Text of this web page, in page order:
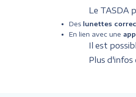
Le TASDA
Des lunettes
En lien avec une
Il est
Plus d'infos